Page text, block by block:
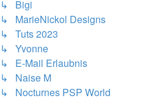
↳ Bigi
↳ MarieNickol Designs
↳ Tuts 2023
↳ Yvonne
↳ E-Mail Erlaubnis
↳ Naise M
↳ Nocturnes PSP World